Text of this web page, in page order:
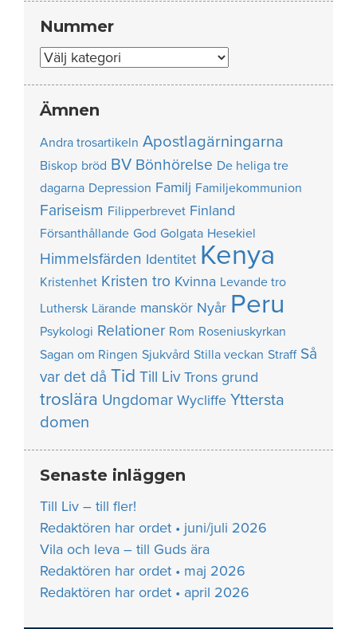
Nummer
Nummer
Ämnen
Andra trosartikeln Apostlagärningarna
Biskop bröd BV Bönhörelse De heliga tre
dagarna Depression Familj Familjekommunion
Fariseism Filipperbrevet Finland
Försanthållande God Golgata Hesekiel
Himmelsfärden Identitet Kenya
Kristenhet Kristen tro Kvinna Levande tro
Luthersk Lärande manskör Nyår Peru
Psykologi Relationer Rom Roseniuskyrkan
Sagan om Ringen Sjukvård Stilla veckan Straff Så
var det då Tid Till Liv Trons grund
troslära Ungdomar Wycliffe Yttersta
domen
Senaste inläggen
Till Liv – till fler!
Redaktören har ordet • juni/juli 2026
Vila och leva – till Guds ära
Redaktören har ordet • maj 2026
Redaktören har ordet • april 2026